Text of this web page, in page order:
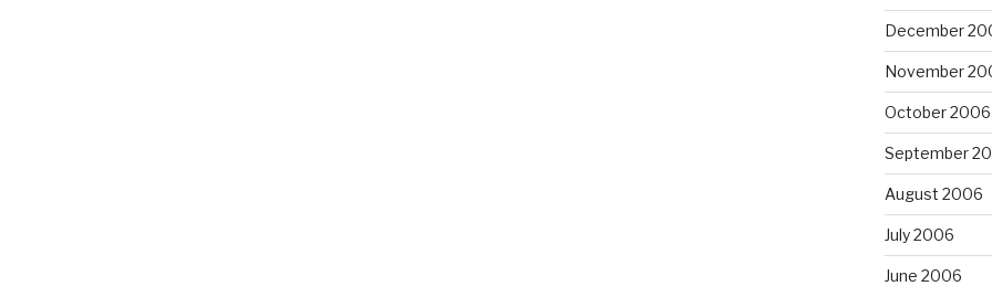
December
November
October 2006
September
August 2006
July 2006
June 2006